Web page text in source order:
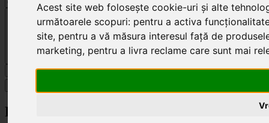
Acest site web folosește cookie-uri și alte
următoarele scopuri: pentru a activa
site, pentru a vă măsura interesul față de
marketing, pentru a livra reclame care sunt mai
Cluj-Napoca
Revendică clinică